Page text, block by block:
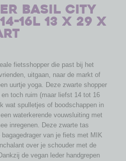
Basil City
16L 13 x 29 x
fietsshopper die past bij het
uitgaan, naar de markt of
uurtje yoga. Deze zwarte shopper
toch ruim (maar liefst 14 tot 16
wat spulletjes of boodschappen in
waterkerende vouwsluiting met
inregenen. Deze zwarte tas
van je fiets met MIK
over je schouder met de
de vegan leder handgrepen